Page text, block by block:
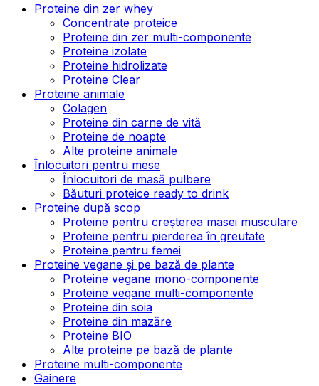
Proteine din zer whey
Concentrate proteice
Proteine din zer multi-componente
Proteine izolate
Proteine hidrolizate
Proteine Clear
Proteine animale
Colagen
Proteine din carne de vită
Proteine de noapte
Alte proteine animale
Înlocuitori pentru mese
Înlocuitori de masă pulbere
Băuturi proteice ready to drink
Proteine după scop
Proteine pentru creșterea masei musculare
Proteine pentru pierderea în greutate
Proteine pentru femei
Proteine vegane și pe bază de plante
Proteine vegane mono-componente
Proteine vegane multi-componente
Proteine din soia
Proteine din mazăre
Proteine BIO
Alte proteine pe bază de plante
Proteine multi-componente
Gainere